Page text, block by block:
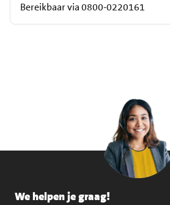
Bereikbaar via 0800-0220161
We helpen je graag!